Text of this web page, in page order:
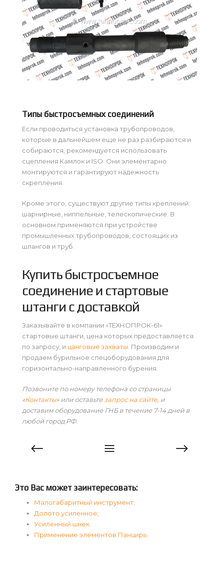
Типы быстросъемных соединений
Если проводиться установка трубопроводов,
которые в дальнейшем еще не раз разбираются и
собираются, рекомендуется использовать
сцепления Камлок и ISO. Они элементарно
монтируются и гарантируют надежность
скрепления.
Кроме этого, существуют другие типы креплений:
шарнирные, ниппельные, телескопические. В
основном применяются при устройстве
промышленных трубопроводов, состоящих из
шлангов и труб.
Купить быстросъемное
соединение и стартовые
штанги с доставкой
Заказывайте в компании «ТЕХНОПРОК-61»
стартовые штанги, цена которых предоставляется
по запросу, и цанговые захваты . Производим и
продаем бурильное спецоборудования для
горизонтально-направленного бурения.
Позвоните по номеру телефона со страницы
«Контакты» или оставьтезапрос на сайте, и
доставим оборудование ГНБ в течение 7-14 дней в
любой город РФ.
Это Вас может заинтересовать:
Малогабаритный инструмент;
Долото усиленное;
Усиленный шнек
Применение элементов Панцирь